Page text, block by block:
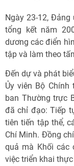
Ngày 23-12,
tổng kết năm
dương các điển
tập và làm theo
Đến dự và phát
Ủy viên Bộ
ban Thường trực
đã chỉ đạo: Tiếp
tiên tiến tập thể,
Chí Minh. Đồng
quả mà Khối các
việc triển khai